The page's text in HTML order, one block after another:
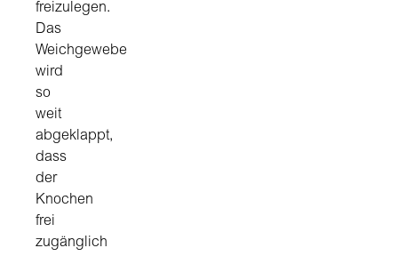
freizulegen.
Das
Weichgewebe
wird
so
weit
abgeklappt,
dass
der
Knochen
frei
zugänglich